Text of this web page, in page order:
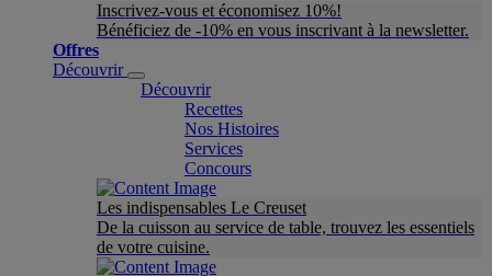
Inscrivez-vous et économisez 10%!
Bénéficiez de -10% en vous inscrivant à la newsletter.
Offres
Découvrir
Découvrir
Recettes
Nos Histoires
Services
Concours
Les indispensables Le Creuset
De la cuisson au service de table, trouvez les essentiels
de votre cuisine.